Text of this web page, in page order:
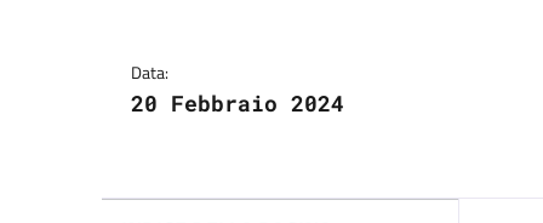
Data:
20 Febbraio 2024